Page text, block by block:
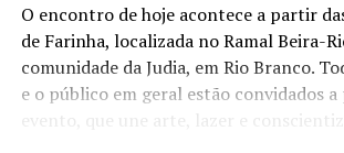
resolveu trazê-lo para as luzes da
feminino. “O convite para direção,
não foi à toa. São as mulheres que vão
história tão atual, eterna, cheia de
O encontro de hoje acontece a partir
de Farinha, localizada no Ramal Beira-
comunidade da Judia, em Rio Branco.
e o público em geral estão convidados
evento, que une arte, lazer e